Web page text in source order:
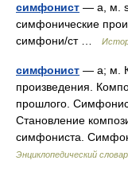
симфонист — а, м.
симфонические
симфони/ст …
симфонист — а; м.
произведения.
прошлого.
Становление
симфониста.
Энциклопедический